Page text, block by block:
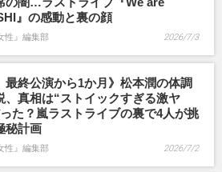
』の感動と裏の顔
性』編集部 2026/7/3
最終公演から1か月》松本潤の体調
、真相は“ストイックすぎる激ヤ
た？嵐ラストライブの裏で4人が挑
秘計画
性』編集部 2026/7/2